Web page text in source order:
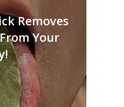
Removes
Your